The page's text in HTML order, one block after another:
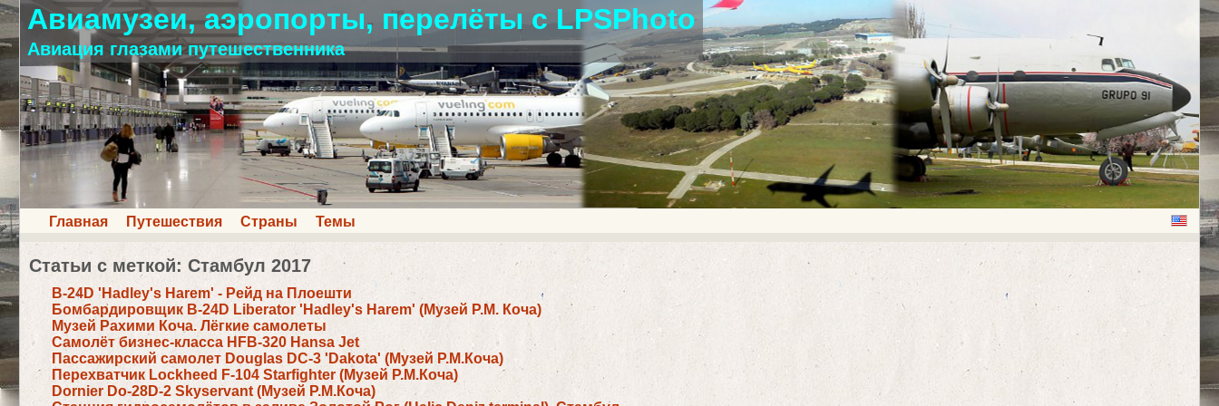
Авиамузеи, аэропорты, перелёты с LPSPhoto
Авиация глазами путешественника
Главная Путешествия Страны Темы
Статьи с меткой: Стамбул 2017
B-24D 'Hadley's Harem' - Рейд на Плоешти
Бомбардировщик B-24D Liberator 'Hadley's Harem' (Музей Р.М. Коча)
Музей Рахими Коча. Лёгкие самолеты
Самолёт бизнес-класса HFB-320 Hansa Jet
Пассажирский самолет Douglas DC-3 'Dakota' (Музей Р.М.Коча)
Перехватчик Lockheed F-104 Starfighter (Музей Р.М.Коча)
Dornier Do-28D-2 Skyservant (Музей Р.М.Коча)